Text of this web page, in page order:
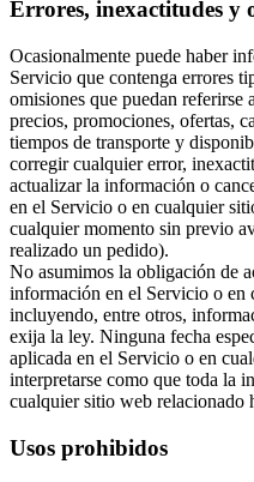
Errores, inexactitudes y
Ocasionalmente puede haber
Servicio que contenga errores
omisiones que puedan referirse
precios, promociones, ofertas,
tiempos de transporte y
corregir cualquier error,
actualizar la información o
en el Servicio o en cualquier
cualquier momento sin previo
realizado un pedido).
No asumimos la obligación de
información en el Servicio o en
incluyendo, entre otros,
exija la ley. Ninguna fecha
aplicada en el Servicio o en
interpretarse como que toda la
cualquier sitio web relacionado
Usos prohibidos